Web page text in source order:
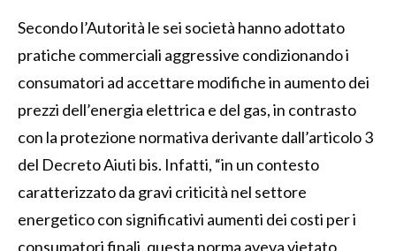
Secondo l’Autorità le sei società hanno adottato
pratiche commerciali aggressive condizionando i
consumatori ad accettare modifiche in aumento dei
prezzi dell’energia elettrica e del gas, in contrasto
con la protezione normativa derivante dall’articolo 3
del Decreto Aiuti bis. Infatti, “in un contesto
caratterizzato da gravi criticità nel settore
energetico con significativi aumenti dei costi per i
consumatori finali, questa norma aveva vietato